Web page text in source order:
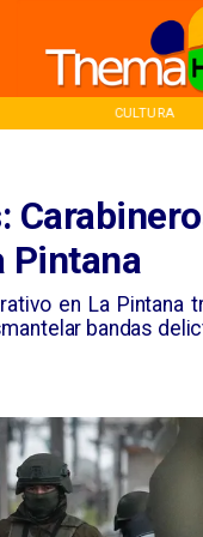
TURISMO
Pintana
en La Pintana
bandas